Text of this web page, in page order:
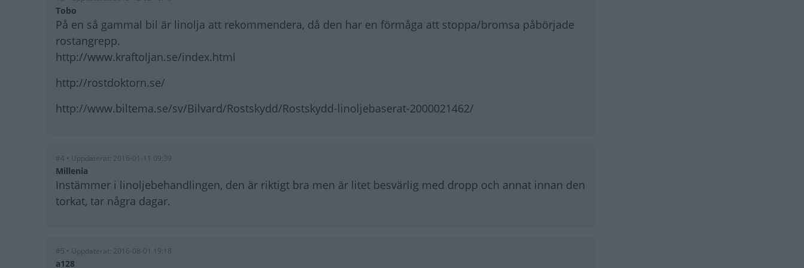
Tobo
På en så gammal bil är linolja att rekommendera, då den har en förmåga att stoppa/bromsa påbörjade
rostangrepp.
http://www.kraftoljan.se/index.html
http://rostdoktorn.se/
http://www.biltema.se/sv/Bilvard/Rostskydd/Rostskydd-linoljebaserat-2000021462/
#4 • Uppdaterat: 2016-01-11 09:39
Millenia
Instämmer i linoljebehandlingen, den är riktigt bra men är litet besvärlig med dropp och annat innan den
torkat, tar några dagar.
#5 • Uppdaterat: 2016-08-01 19:18
a128